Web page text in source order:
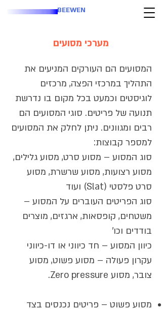
BEEWEN
מערכי מסועים
המסועים הם העורקים המניעים את
התהליך במרכזי הפצה, מרכזים
לוגיסטים וכמעט בכל מקום בו נדרשת
תנועה של פריטים. סוגי המסועים הם
רבים ומגוונים. ניתן לחלק את המסועים
למספר קבוצות:
סוג המסוע – מסוע סרט, מסוע גלילים,
מסוע רצועות, מסוע שרשרת, מסוע
סרט פלסטי (Slat) ועוד
סוג הפריטים העוברים על המסוע –
משטחים, קופסאות, ארגזים, מוצרים
בודדים וכו'
כיוון המסוע – חד כיווני או דו-כיווני
עקרון פעולה – מסוע פשוט, מסוע
צובר, מסוע Zero pressure.
מסוע פשוט – פריטים נכנסים בצד